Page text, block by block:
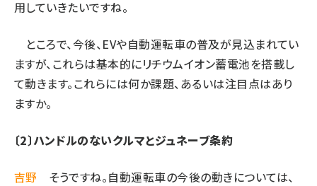
用していきたいですね。
ところで、今後、EVや自動運転車の普及が見込まれてい
ますが、これらは基本的にリチウムイオン蓄電池を搭載し
て動きます。これらには何か課題、あるいは注目点はあり
ますか。
〔2〕ハンドルのないクルマとジュネーブ条約
吉野 そうですね。自動運転車の今後の動きについては、